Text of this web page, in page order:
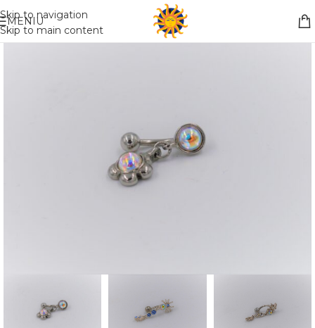
Skip to navigation
Skip to main content
Nemokamas pristatymas į paštomatą apsiperkant už 30€!!
MENIU